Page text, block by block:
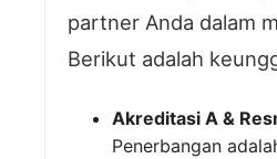
partner Anda dalam
Berikut adalah
Akreditasi A &
Penerbangan